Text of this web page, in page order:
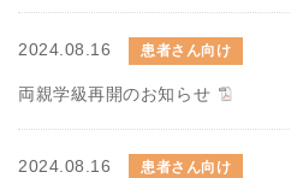
2024.08.16 患者さん向け
両親学級再開のお知らせ
2024.08.16 患者さん向け